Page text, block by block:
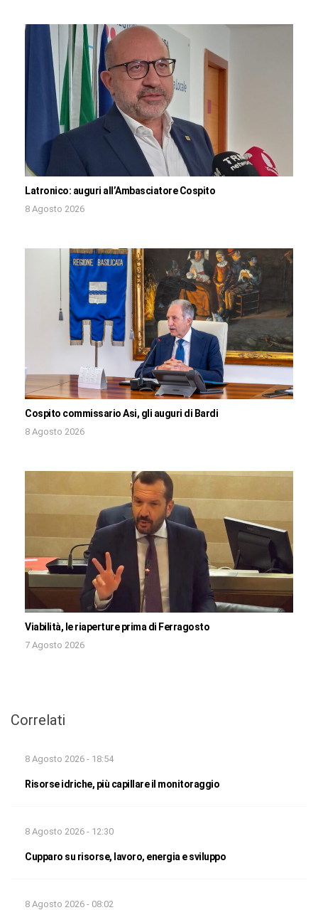
Latronico: auguri all’Ambasciatore Cospito
8 Agosto 2026
Cospito commissario Asi, gli auguri di Bardi
8 Agosto 2026
Viabilità, le riaperture prima di Ferragosto
7 Agosto 2026
Correlati
8 Agosto 2026 - 18:54
Risorse idriche, più capillare il monitoraggio
8 Agosto 2026 - 12:30
Cupparo su risorse, lavoro, energia e sviluppo
8 Agosto 2026 - 08:02